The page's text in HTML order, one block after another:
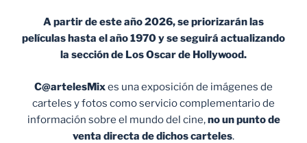
A partir de este año 2026, se priorizarán las
películas hasta el año 1970 y se seguirá actualizando
la sección de Los Oscar de Hollywood.
C@artelesMixes una exposición de imágenes de
carteles y fotos como servicio complementario de
información sobre el mundo del cine,no un punto de
venta directa de dichos carteles.